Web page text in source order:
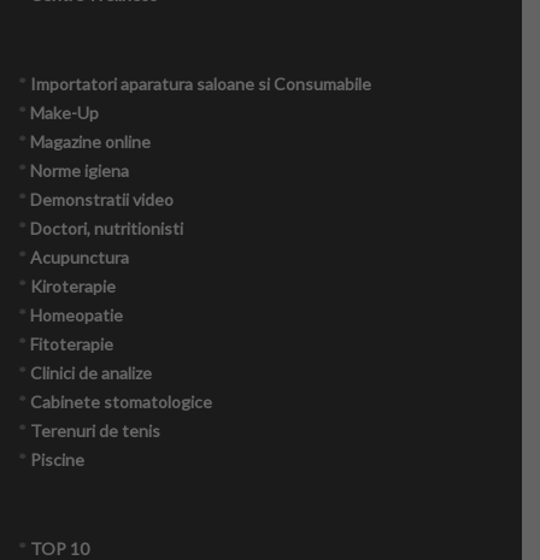
* Importatori aparatura saloane si Consumabile
* Make-Up
* Magazine online
* Norme igiena
* Demonstratii video
* Doctori, nutritionisti
* Acupunctura
* Kiroterapie
* Homeopatie
* Fitoterapie
* Clinici de analize
* Cabinete stomatologice
* Terenuri de tenis
* Piscine
* TOP 10